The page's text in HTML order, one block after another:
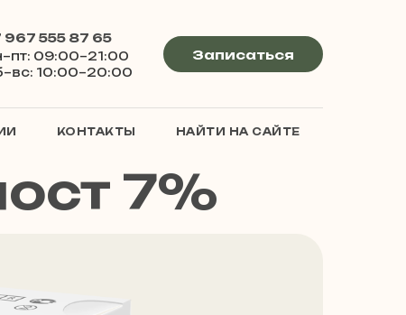
967 555 87 65
09:00–21:00
10:00–20:00
Записаться
КОНТАКТЫ НАЙТИ НА САЙТЕ
7%